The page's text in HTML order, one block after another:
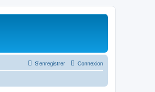
Connexion
S’enregistrer